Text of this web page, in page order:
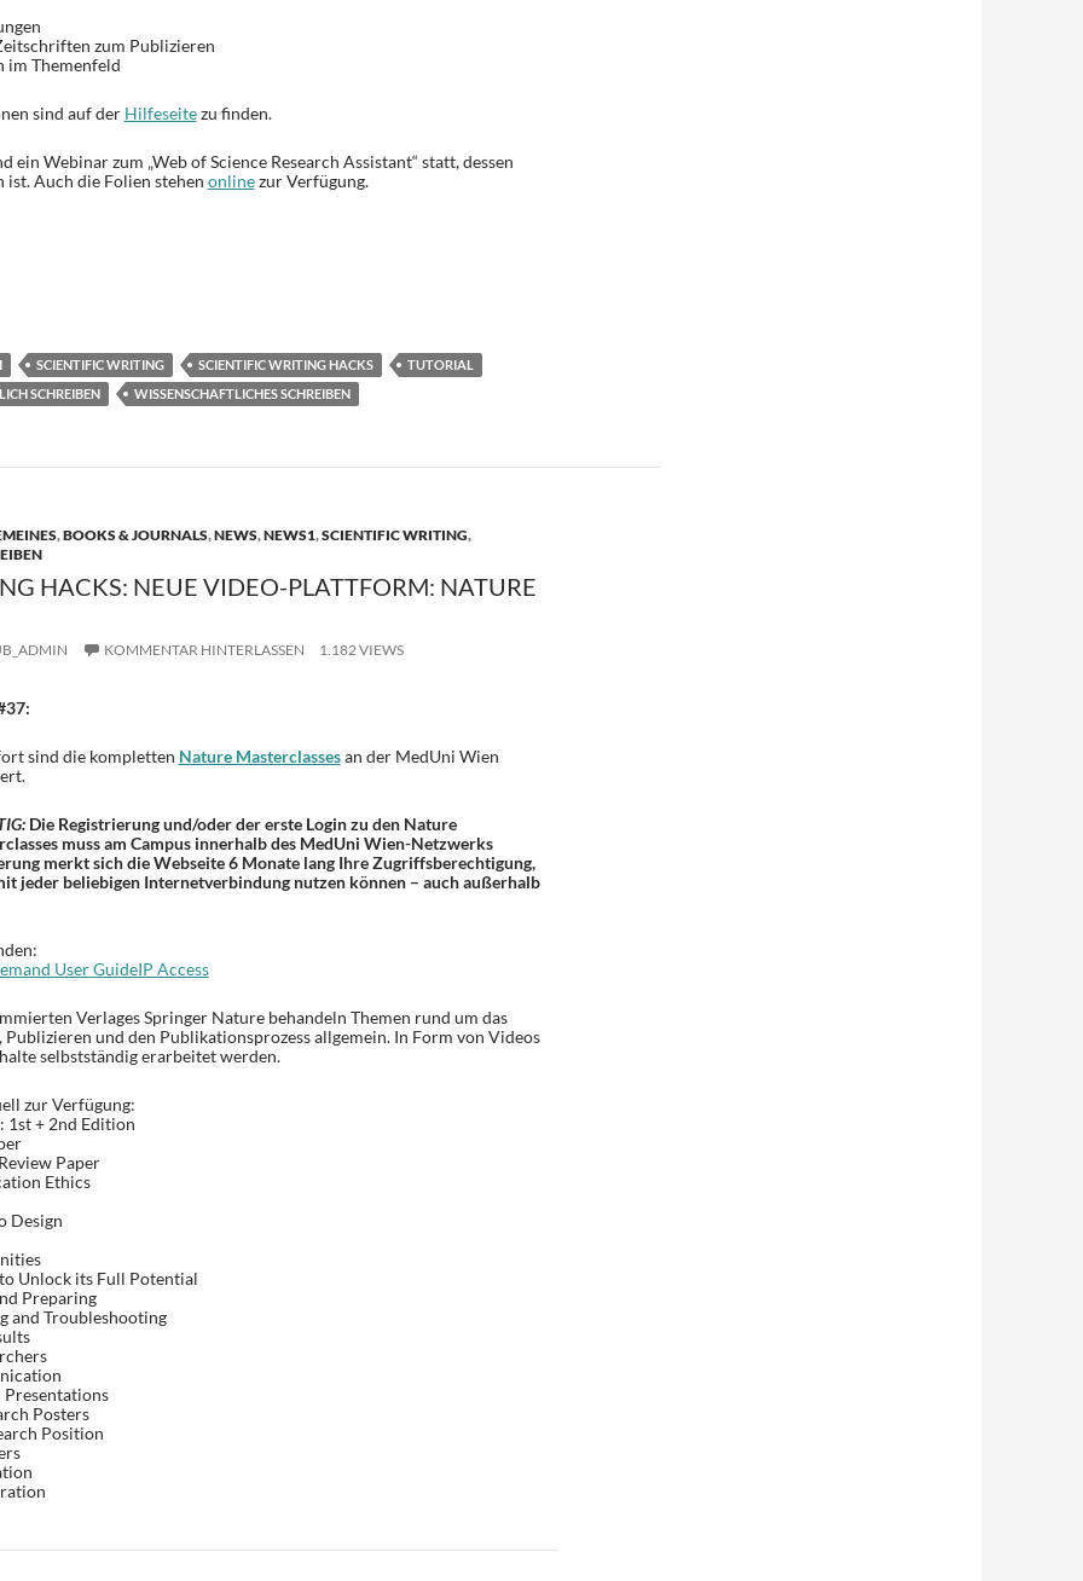
zum Publizieren
im Themenfeld
sind auf der Hilfeseitezu finden.
ein Webinar zum „Web of Science Research Assistant“ statt, dessen
ist. Auch die Folien stehen onlinezur Verfügung.
SCIENTIFIC WRITING SCIENTIFIC WRITING HACKS
TUTORIAL
SCHREIBEN WISSENSCHAFTLICHES SCHREIBEN
,BOOKS & JOURNALS,NEWS,NEWS1,SCIENTIFIC WRITING,
HACKS: NEUE VIDEO-PLATTFORM: NATURE
KOMMENTAR HINTERLASSEN 1.182 VIEWS
sind die kompletten Nature Masterclassesan der MedUni Wien
Die Registrierung und/oder der erste Login zu den Nature
muss am Campus innerhalb des MedUni Wien-Netzwerks
merkt sich die Webseite 6 Monate lang Ihre Zugriffsberechtigung,
jeder beliebigen Internetverbindung nutzen können – auch außerhalb
User GuideIP Access
Verlages Springer Nature behandeln Themen rund um das
und den Publikationsprozess allgemein. In Form von Videos
selbstständig erarbeitet werden.
zur Verfügung:
1st + 2nd Edition
Paper
Ethics
Design
Unlock its Full Potential
Preparing
and Troubleshooting
Presentations
Posters
Position